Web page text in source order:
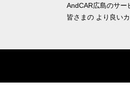
AndCAR広島のサー
皆さまの より良い